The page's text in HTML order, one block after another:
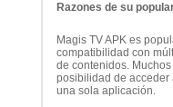
Razones de su
Magis TV APK es
compatibilidad con
de contenidos.
posibilidad de acceder
una sola aplicación.